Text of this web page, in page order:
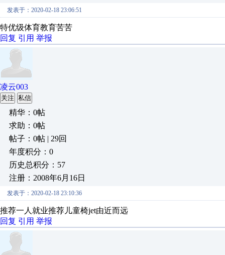
发表于：2020-02-18 23:06:51
特优级体育教育苦苦
回复 引用 举报
凌云003
关注 私信
精华：0帖
求助：0帖
帖子：0帖 | 29回
年度积分：0
历史总积分：57
注册：2008年6月16日
发表于：2020-02-18 23:10:36
推荐一人就业推荐儿童椅jet由近而远
回复 引用 举报